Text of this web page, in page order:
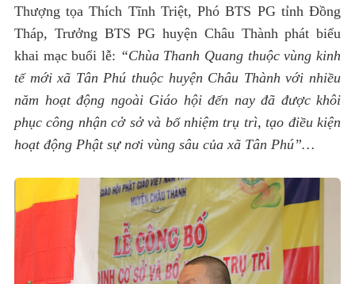
Thượng tọa Thích Tĩnh Triệt, Phó BTS PG tỉnh Đồng
Tháp, Trưởng BTS PG huyện Châu Thành phát biểu
khai mạc buổi lễ: “Chùa Thanh Quang thuộc vùng kinh
tế mới xã Tân Phú thuộc huyện Châu Thành với nhiều
năm hoạt động ngoài Giáo hội đến nay đã được khôi
phục công nhận cở sở và bổ nhiệm trụ trì, tạo điều kiện
hoạt động Phật sự nơi vùng sâu của xã Tân Phú”…